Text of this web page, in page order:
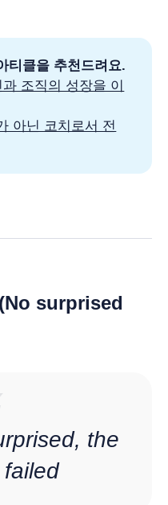
티클을 추천드려요.
조직의 성장을 이
아닌 코치로서 전
surprised
the